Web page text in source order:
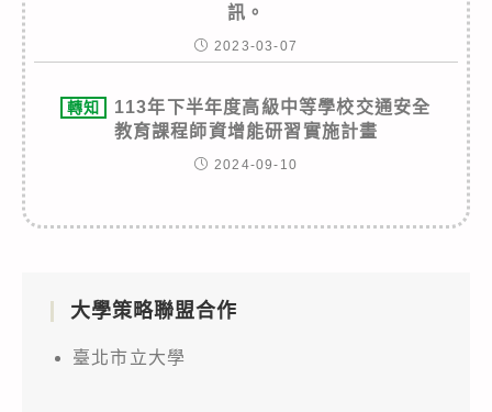
訊。
2023-03-07
轉知
113年下半年度高級中等學校交通安全
教育課程師資增能研習實施計畫
2024-09-10
大學策略聯盟合作
臺北市立大學